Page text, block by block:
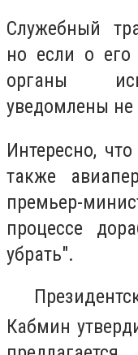
Служебный
но если о его
органы
уведомлены
Интересно,
также
премьер-
процессе
убрать".
Кабмин